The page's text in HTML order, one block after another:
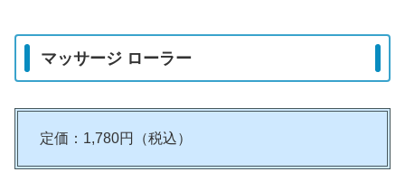
マッサージ ローラー
定価：1,780円（税込）